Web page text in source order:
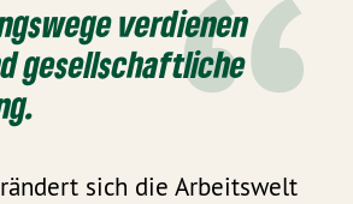
verdienen
gesellschaftliche
sich die Arbeitswelt